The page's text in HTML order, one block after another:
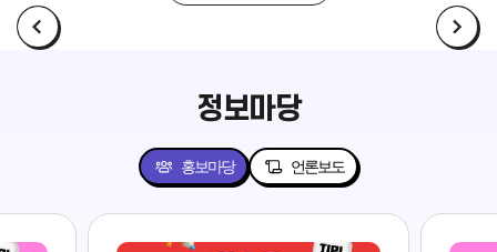
정보마당
홍보마당 언론보도